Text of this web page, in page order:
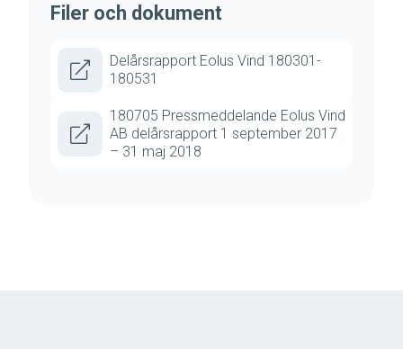
Filer och dokument
Delårsrapport Eolus Vind 180301-
180531
180705 Pressmeddelande Eolus Vind
AB delårsrapport 1 september 2017
– 31 maj 2018